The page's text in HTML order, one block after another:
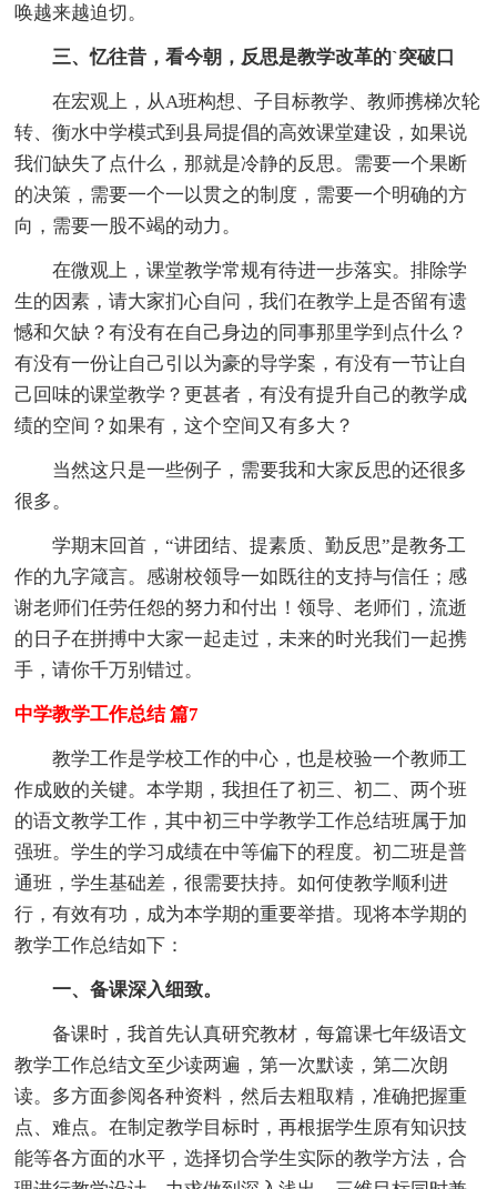
唤越来越迫切。
三、忆往昔，看今朝，反思是教学改革的`突破口
在宏观上，从A班构想、子目标教学、教师携梯次轮
转、衡水中学模式到县局提倡的高效课堂建设，如果说
我们缺失了点什么，那就是冷静的反思。需要一个果断
的决策，需要一个一以贯之的制度，需要一个明确的方
向，需要一股不竭的动力。
在微观上，课堂教学常规有待进一步落实。排除学
生的因素，请大家扪心自问，我们在教学上是否留有遗
憾和欠缺？有没有在自己身边的同事那里学到点什么？
有没有一份让自己引以为豪的导学案，有没有一节让自
己回味的课堂教学？更甚者，有没有提升自己的教学成
绩的空间？如果有，这个空间又有多大？
当然这只是一些例子，需要我和大家反思的还很多
很多。
学期末回首，“讲团结、提素质、勤反思”是教务工
作的九字箴言。感谢校领导一如既往的支持与信任；感
谢老师们任劳任怨的努力和付出！领导、老师们，流逝
的日子在拼搏中大家一起走过，未来的时光我们一起携
手，请你千万别错过。
中学教学工作总结 篇7
教学工作是学校工作的中心，也是校验一个教师工
作成败的关键。本学期，我担任了初三、初二、两个班
的语文教学工作，其中初三中学教学工作总结班属于加
强班。学生的学习成绩在中等偏下的程度。初二班是普
通班，学生基础差，很需要扶持。如何使教学顺利进
行，有效有功，成为本学期的重要举措。现将本学期的
教学工作总结如下：
一、备课深入细致。
备课时，我首先认真研究教材，每篇课七年级语文
教学工作总结文至少读两遍，第一次默读，第二次朗
读。多方面参阅各种资料，然后去粗取精，准确把握重
点、难点。在制定教学目标时，再根据学生原有知识技
能等各方面的水平，选择切合学生实际的教学方法，合